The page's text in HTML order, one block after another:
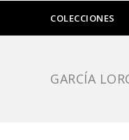
COLECCIONES
GARCÍA